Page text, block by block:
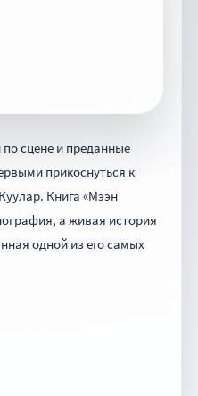
сцене и преданные
прикоснуться к
Книга «Мээн
а живая история
одной из его самых